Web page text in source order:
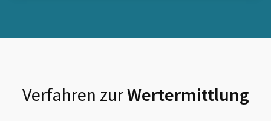
Verfahren zurWertermittlung